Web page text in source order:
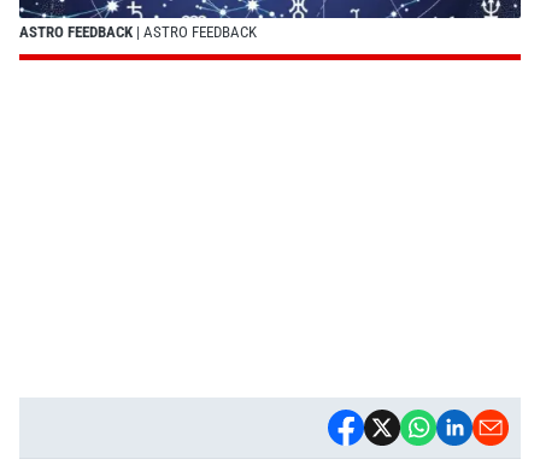
ASTRO FEEDBACK | ASTRO FEEDBACK